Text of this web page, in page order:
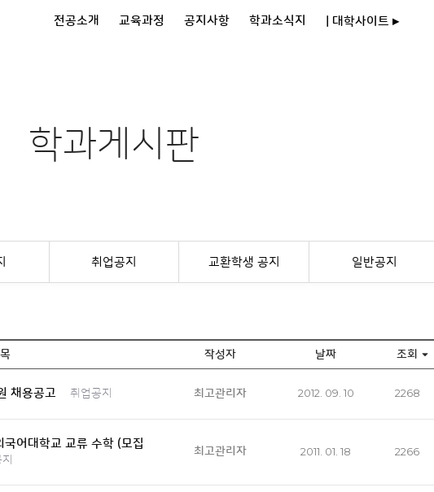
전공소개 교육과정 공지사항 학과소식지 | 대학사이트 ▸
학과게시판
취업공지 교환학생 공지 일반공지
작성자 날짜 조회
채용공고 취업공지 최고관리자 2012. 09. 10 2268
어대학교 교류 수학 (모집
최고관리자 2011. 01. 18 2266